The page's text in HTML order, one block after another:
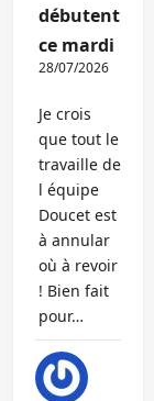
débutent
ce mardi
28/07/2026
Je crois
que tout le
travaille de
l équipe
Doucet est
à annular
où à revoir
! Bien fait
pour…